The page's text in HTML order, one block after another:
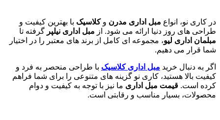
در کاری نو، انواع مبل اداری مدرن وکلاسیک با بهترین کیفیت و
طراحی های روز دنیا ارائه می شود. از مبل اداری نیلپر گرفته تا
مبلمان اداری لیو، مجموعه ای کامل از برند های معتبر را در اختیار
شما قرار می دهیم.
اگر به دنبال خرید مبل اداری کلاسیک با طراحی منحصر به فرد و
کیفیت بالا هستید، کاری نو گزینه های متنوعی را برای شما فراهم
کرده است. قیمت مبل اداری ما نیز با توجه به کیفیت و دوام
محصولات، بسیار مناسب و رقابتی است.